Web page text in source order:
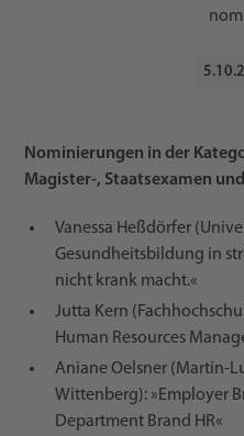
5.10.
Nominierungen in der
Magister-, Staatsexamen
Vanessa Heßdörfer
Gesundheitsbildung in
nicht krank macht.«
Jutta Kern
Human Resources
Aniane Oelsner (Martin-
Wittenberg): »Employer
Department Brand HR«